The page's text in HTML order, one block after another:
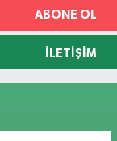
ABONE OL
İLETIŞIM